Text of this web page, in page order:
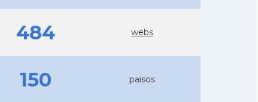
484 webs
150 països